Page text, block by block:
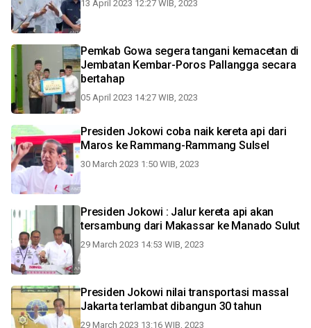
13 April 2023 12:27 WIB, 2023
Pemkab Gowa segera tangani kemacetan di
Jembatan Kembar-Poros Pallangga secara
bertahap
05 April 2023 14:27 WIB, 2023
Presiden Jokowi coba naik kereta api dari
Maros ke Rammang-Rammang Sulsel
30 March 2023 1:50 WIB, 2023
Presiden Jokowi : Jalur kereta api akan
tersambung dari Makassar ke Manado Sulut
29 March 2023 14:53 WIB, 2023
Presiden Jokowi nilai transportasi massal
Jakarta terlambat dibangun 30 tahun
29 March 2023 13:16 WIB, 2023